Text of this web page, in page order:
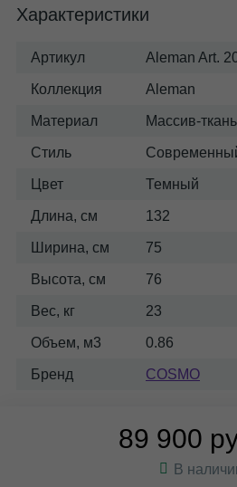
Характеристики
Артикул Aleman Art.
Коллекция Aleman
Материал Массив-ткань
Стиль
Цвет Темный
Длина, см 132
Ширина, см 75
Высота, см 76
Вес, кг 23
Объем, м3 0.86
Бренд COSMO
89 900
В